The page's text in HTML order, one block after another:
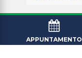
APPUNTAMENTO